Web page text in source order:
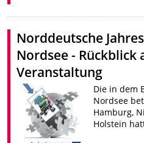
Norddeutsche
Nordsee -
Veranstaltung
Die in dem
Nordsee
Hamburg,
Holstein